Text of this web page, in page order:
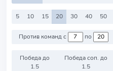
5 10 15 20 30 40 50
Против команд с по
Победа до
1.5
Победа соп. до
1.5